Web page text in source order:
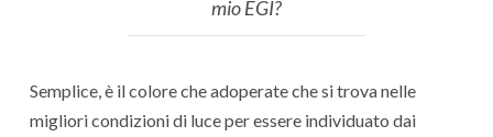
mio EGI?
Semplice, è il colore che adoperate che si trova nelle
migliori condizioni di luce per essere individuato dai